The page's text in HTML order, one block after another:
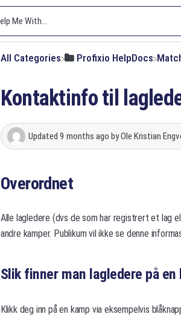
All Categories ​Profixio HelpDocs
Kontaktinfo til
Updated 9 months ago byOle Kristian
Overordnet
Alle lagledere (dvs de som har registrert et lag
andre kamper. Publikum vil ikke se denne
Slik finner man lagledere på en
Klikk deg inn på en kamp via eksempelvis